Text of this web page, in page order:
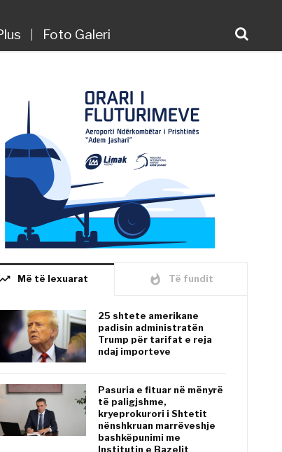
Foto Galeri
Më të lexuarat whatshot Të fundit
25 shtete amerikane
padisin administratën
Trump për tarifat e reja
ndaj importeve
Pasuria e fituar në mënyrë
të paligjshme,
kryeprokurori i Shtetit
nënshkruan marrëveshje
bashkëpunimi me
Institutin e Bazelit